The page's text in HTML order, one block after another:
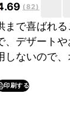
(82)
まで喜ばれ
、デザート
しないので
印刷する